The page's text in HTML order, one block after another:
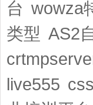
台 wowza
类型 AS2
live555